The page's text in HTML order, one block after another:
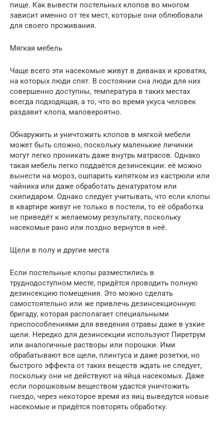
пище. Как вывести постельных клопов во многом
зависит именно от тех мест, которые они облюбовали
для своего проживания.
Мягкая мебель
Чаще всего эти насекомые живут в диванах и кроватях,
на которых люди спят. В состоянии сна люди для них
совершенно доступны, температура в таких местах
всегда подходящая, а то, что во время укуса человек
раздавит клопа, маловероятно.
Обнаружить и уничтожить клопов в мягкой мебели
может быть сложно, поскольку маленькие личинки
могут легко проникать даже внутрь матрасов. Однако
такая мебель легко поддаётся дезинсекции: её можно
вынести на мороз, ошпарить кипятком из кастрюли или
чайника или даже обработать денатуратом или
скипидаром. Однако следует учитывать, что если клопы
в квартире живут не только в постели, то её обработка
не приведёт к желаемому результату, поскольку
насекомые рано или поздно вернутся в неё.
Щели в полу и другие места
Если постельные клопы разместились в
труднодоступном месте, придётся проводить полную
дезинсекцию помещения. Это можно сделать
самостоятельно или же привлечь дезинсекционную
бригаду, которая располагает специальными
приспособлениями для введения отравы даже в узкие
щели. Нередко для дезинсекции используют Пиретрум
или аналогичные растворы или порошки. Ими
обрабатывают все щели, плинтуса и даже розетки, но
быстрого эффекта от таких веществ ждать не следует,
поскольку они не действуют на яйца насекомых. Даже
если порошковым веществом удастся уничтожить
гнездо, через некоторое время из яиц выведутся новые
насекомые и придётся повторять обработку.